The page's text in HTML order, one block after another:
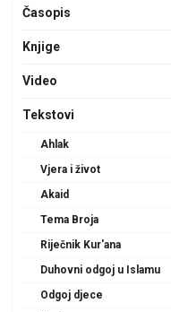
Časopis
Knjige
Video
Tekstovi
Ahlak
Vjera i život
Akaid
Tema Broja
Riječnik Kur'ana
Duhovni odgoj u Islamu
Odgoj djece